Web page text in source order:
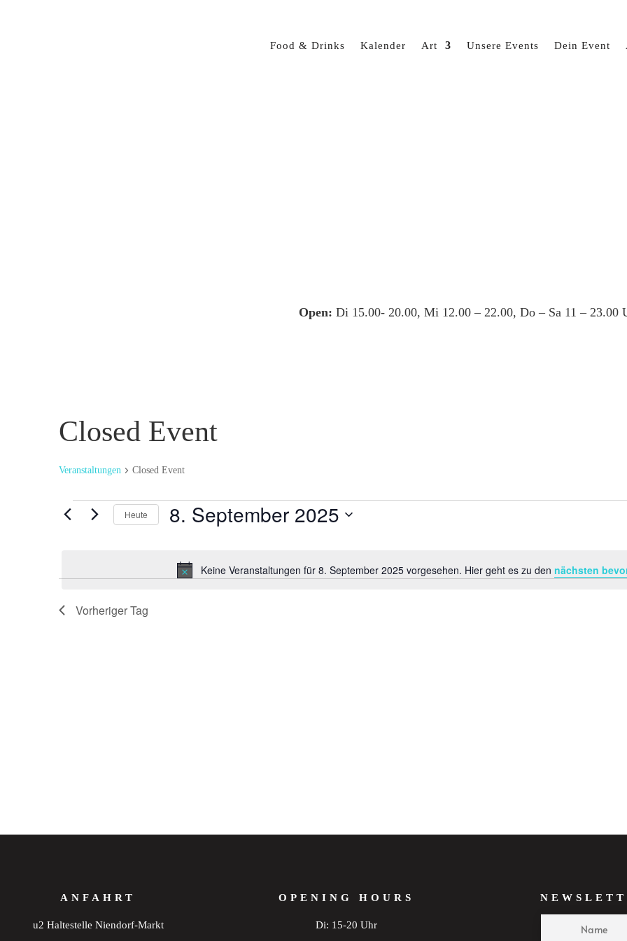
Food & Drinks Kalender Art Unsere Events Dein Event
Open: Di 15.00- 20.00, Mi 12.00 – 22.00, Do – Sa 11 – 23.00
Closed Event
Veranstaltungen Closed Event
Veranstaltungen
für
2025
Hinweis
Keine Veranstaltungen für 8. September 2025 vorgesehen. Hier geht es zu den nächsten
Heute 8. September 2025
Vorheriger Tag
ANFAHRT
u2 Haltestelle Niendorf-Markt
OPENING HOURS
Di: 15-20 Uhr